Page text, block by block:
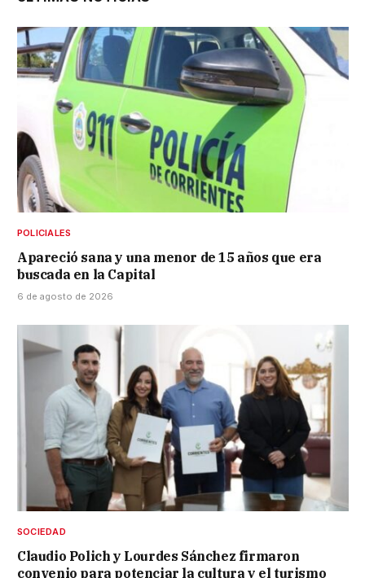
POLICIALES
Apareció sana y una menor de 15 años que era
buscada en la Capital
6 de agosto de 2026
SOCIEDAD
Claudio Polich y Lourdes Sánchez firmaron
convenio para potenciar la cultura y el turismo